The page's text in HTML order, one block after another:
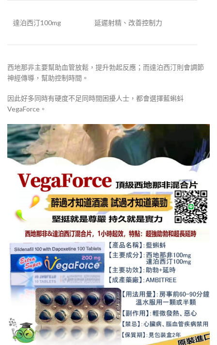
達泊西汀100mg 延遲射精、改善控制力
西地那非主要幫助血管放鬆，提升勃起反應；而達泊西汀則會調節
神經傳導，幫助控制時間。
因此好多同時有硬度不足同時間困擾人士，都會選擇藍蝌蚪
VegaForce。